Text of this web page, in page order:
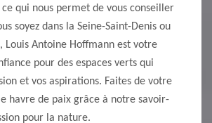
qui nous permet de vous conseiller
soyez dans la Seine-Saint-Denis ou
Louis Antoine Hoffmann est votre
pour des espaces verts qui
et vos aspirations. Faites de votre
havre de paix grâce à notre savoir-
pour la nature.